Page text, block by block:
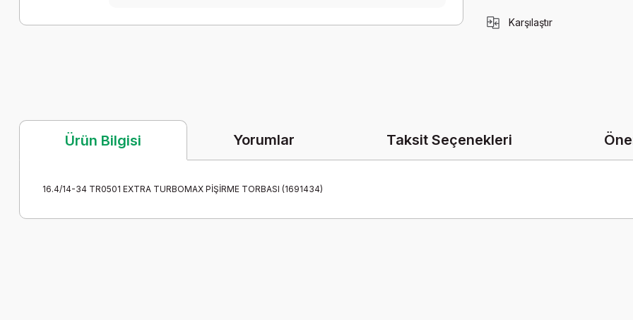
Karşılaştır
Ürün Bilgisi Yorumlar Taksit Seçenekleri
16.4/14-34 TR0501 EXTRA TURBOMAX PİŞİRME TORBASI (1691434)